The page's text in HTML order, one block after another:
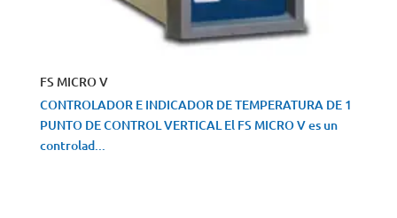
FS MICRO V
CONTROLADOR E INDICADOR DE TEMPERATURA DE 1
PUNTO DE CONTROL VERTICAL El FS MICRO V es un
controlad...